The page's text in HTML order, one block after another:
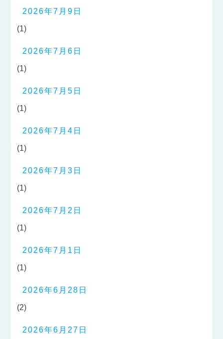
2026年7月9日
(1)
2026年7月6日
(1)
2026年7月5日
(1)
2026年7月4日
(1)
2026年7月3日
(1)
2026年7月2日
(1)
2026年7月1日
(1)
2026年6月28日
(2)
2026年6月27日